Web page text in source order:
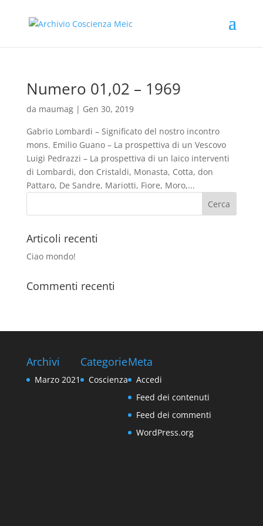
Numero 01,02 – 1969
da maumag| Gen 30, 2019
Gabrio Lombardi – Significato del nostro incontro
mons. Emilio Guano – La prospettiva di un Vescovo
Luigi Pedrazzi – La prospettiva di un laico interventi
di Lombardi, don Cristaldi, Monasta, Cotta, don
Pattaro, De Sandre, Mariotti, Fiore, Moro,...
Articoli recenti
Ciao mondo!
Commenti recenti
Archivi
Marzo 2021
Categorie
Coscienza
Meta
Accedi
Feed dei contenuti
Feed dei commenti
WordPress.org